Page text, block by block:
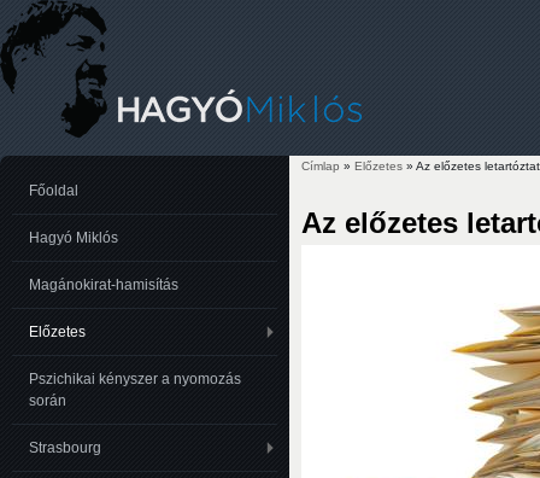
Címlap » Előzetes » Az előzetes
Az előzetes
Főoldal
Hagyó Miklós
Magánokirat-hamisítás
Előzetes
Pszichikai kényszer a nyomozás
során
Strasbourg